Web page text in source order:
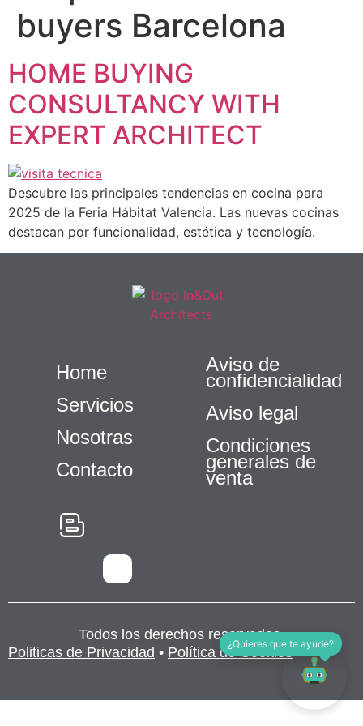
buyers Barcelona
HOME BUYING
CONSULTANCY WITH
EXPERT ARCHITECT
Descubre las principales tendencias en cocina para
2025 de la Feria Hábitat Valencia. Las nuevas cocinas
destacan por funcionalidad, estética y tecnología.
Home
Servicios
Nosotras
Contacto
Aviso de
confidencialidad
Aviso legal
Condiciones
generales de
venta
Todos los derechos reservados.
Politicas de Privacidad • Política de Cookies
Necesarias
necesarias
para que
funcione la
¿Quieres que te ayude?